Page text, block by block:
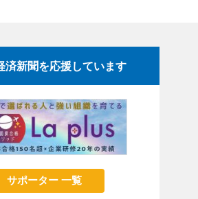
済新聞を応援しています
サポーター 一覧